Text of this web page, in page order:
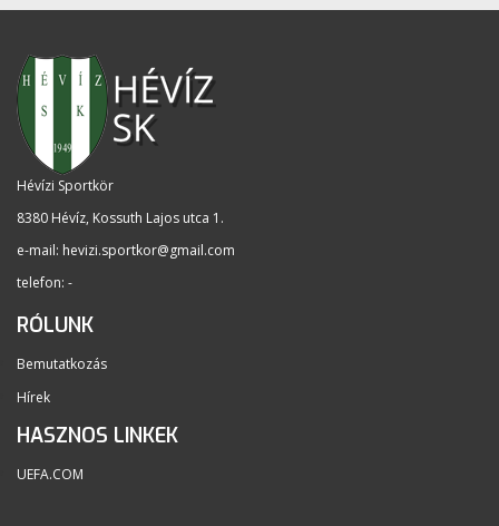
Hévízi Sportkör
8380 Hévíz, Kossuth Lajos utca 1 .
e-mail: hevizi.sportkor@gmail.com
telefon: -
RÓLUNK
Bemutatkozás
Hírek
HASZNOS LINKEK
UEFA.COM